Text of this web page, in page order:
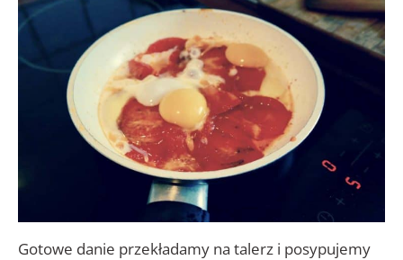
Gotowe danie przekładamy na talerz i posypujemy